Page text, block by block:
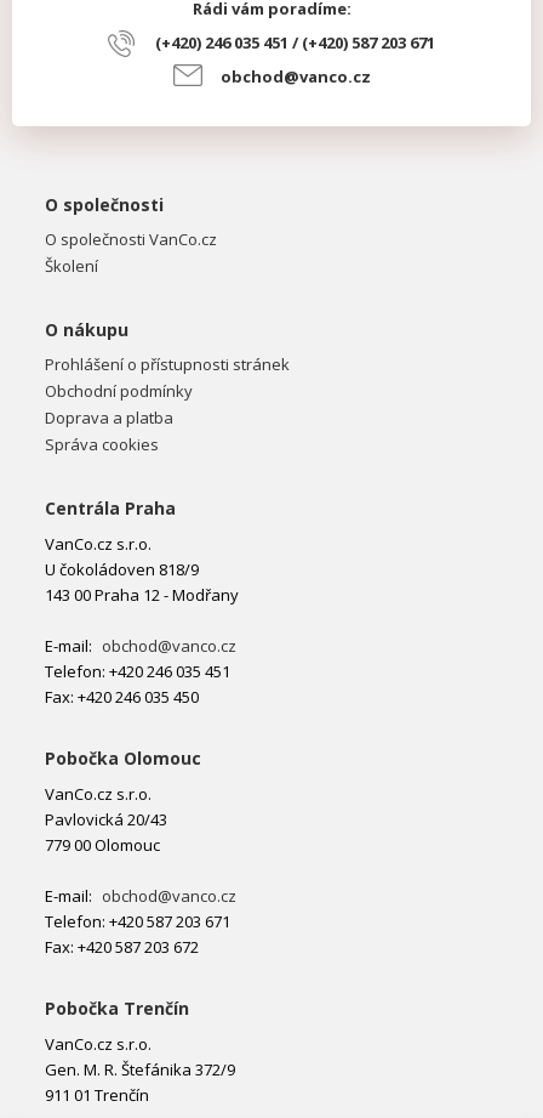
Rádi vám poradíme:
(+420) 246 035 451 / (+420) 587 203 671
obchod@vanco.cz
O společnosti
O společnosti VanCo.cz
Školení
O nákupu
Prohlášení o přístupnosti stránek
Obchodní podmínky
Doprava a platba
Správa cookies
Centrála Praha
VanCo.cz s.r.o.
U čokoládoven 818/9
143 00 Praha 12 - Modřany
E-mail: obchod@vanco.cz
Telefon: +420 246 035 451
Fax: +420 246 035 450
Pobočka Olomouc
VanCo.cz s.r.o.
Pavlovická 20/43
779 00 Olomouc
E-mail: obchod@vanco.cz
Telefon: +420 587 203 671
Fax: +420 587 203 672
Pobočka Trenčín
VanCo.cz s.r.o.
Gen. M. R. Štefánika 372/9
911 01 Trenčín